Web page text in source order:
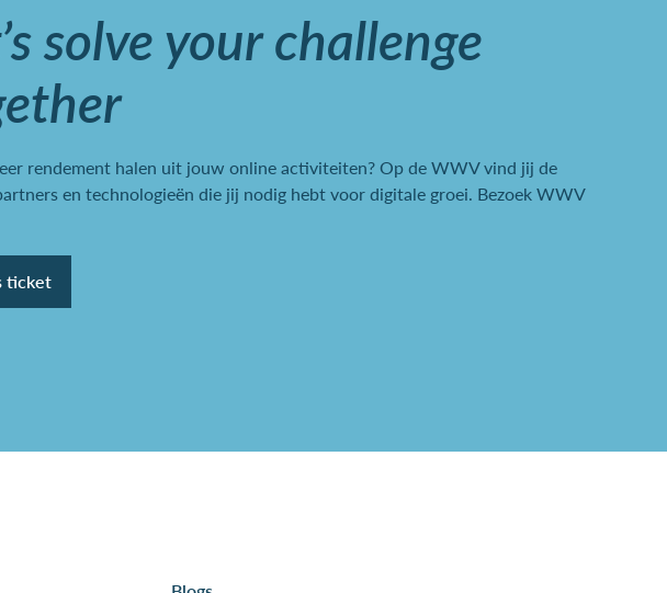
solve your challenge
rendement halen uit jouw online activiteiten? Op de WWV vind jij de
en technologieën die jij nodig hebt voor digitale groei. Bezoek WWV
ticket